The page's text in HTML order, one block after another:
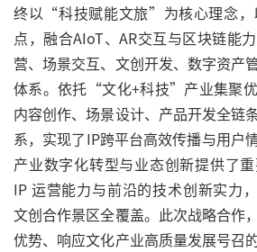
终以“科技赋能文旅”为核心理念，
点，融合AIoT、AR交互与区块链能
营、场景交互、文创开发、数字资产
体系。依托“文化+科技”产业集聚
内容创作、场景设计、产品开发全链
系，实现了IP跨平台高效传播与用户
产业数字化转型与业态创新提供了
IP 运营能力与前沿的技术创新实力
文创合作景区全覆盖。此次战略合作
优势、响应文化产业高质量发展号召